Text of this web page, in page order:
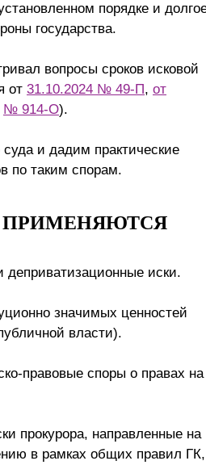
порядке и
государства.
вопросы сроков исковой
от 31.10.2024 № 49-П, от
№ 914-О).
и дадим практические
по таким спорам.
ПРИМЕНЯЮТСЯ
деприватизационные иски.
значимых ценностей
власти).
правовые споры о правах на
прокурора, направленные на
в рамках общих правил ГК,